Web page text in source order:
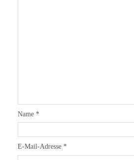
Name *
E-Mail-Adresse *